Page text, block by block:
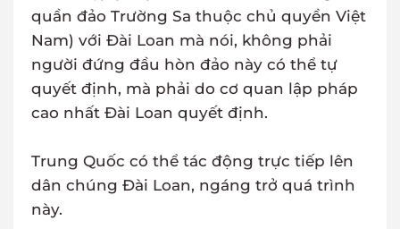
quần đảo Trường Sa thuộc chủ quyền Việt
Nam) với Đài Loan mà nói, không phải
người đứng đầu hòn đảo này có thể tự
quyết định, mà phải do cơ quan lập pháp
cao nhất Đài Loan quyết định.
Trung Quốc có thể tác động trực tiếp lên
dân chúng Đài Loan, ngáng trở quá trình
này.